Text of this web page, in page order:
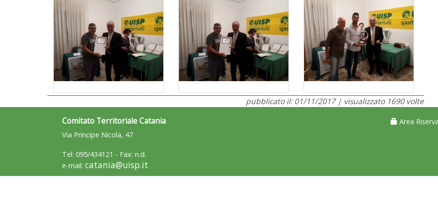
pubblicato il: 01/11/2017 | visualizzato 1690 volte
Comitato Territoriale Catania
Via Principe Nicola, 47
Tel: 095/434121 - Fax: n.d.
e-mail: catania@uisp.it
Area